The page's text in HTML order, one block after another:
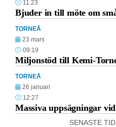
11:23
Bjuder in till möte om
TORNEÅ
23 mars
09:19
Miljonstöd till Kemi-
TORNEÅ
26 januari
12:27
Massiva uppsägningar
SENASTE